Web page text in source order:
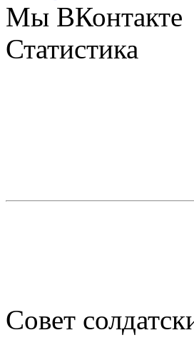
Мы ВКонтакте
Статистика
Совет